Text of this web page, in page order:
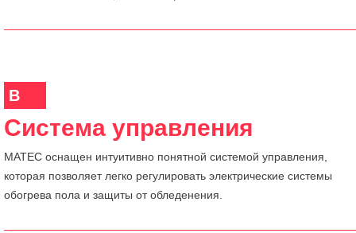
B
Система управления
MATEC оснащен интуитивно понятной системой управления,
которая позволяет легко регулировать электрические системы
обогрева пола и защиты от обледенения.